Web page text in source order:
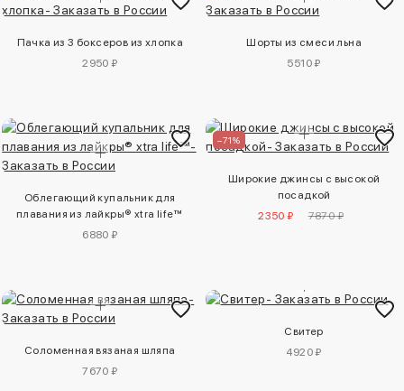
Пачка из 3 боксеров из хлопка
2950 ₽
Шорты из смеси льна
5510 ₽
Облегающий купальник для
плавания из лайкры® xtra life™
6880 ₽
–71%
Широкие джинсы с высокой
посадкой
2350 ₽
7870 ₽
Соломенная вязаная шляпа
7670 ₽
Свитер
4920 ₽